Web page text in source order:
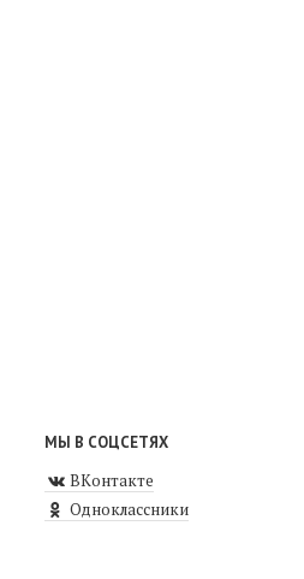
МЫ В СОЦСЕТЯХ
ВКонтакте
Одноклассники